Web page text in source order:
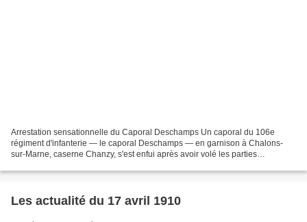
Arrestation sensationnelle du Caporal Deschamps Un caporal du 106e
régiment d'infanterie — le caporal Deschamps — en garnison à Chalons-
sur-Marne, caserne Chanzy, s'est enfui après avoir volé les parties
Les actualité du 17 avril 1910